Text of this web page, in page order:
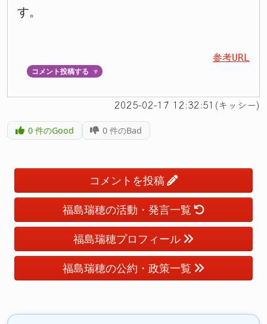
す。
参考URL
コメント投稿する ▼
2025-02-17 12:32:51(キッシー)
0件のGood 0 件のBad
コメントを投稿
福島瑞穂の活動・発言一覧
福島瑞穂プロフィール
福島瑞穂の公約・政策一覧